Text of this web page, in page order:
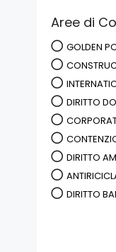
Aree di
GOLDEN
DIRITTO
DIRITTO
DIRITTO